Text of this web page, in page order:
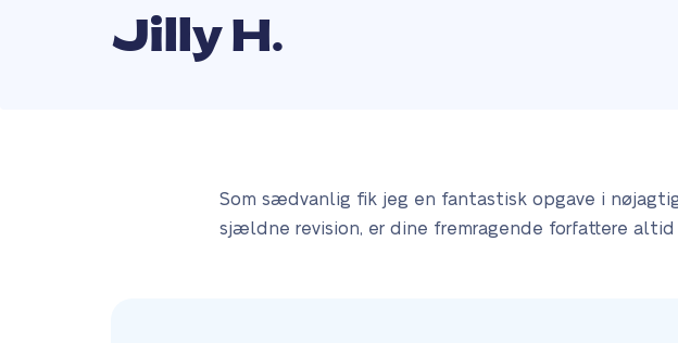
Jilly H.
Som sædvanlig fik jeg en fantastisk opgave i
sjældne revision, er dine fremragende forfattere